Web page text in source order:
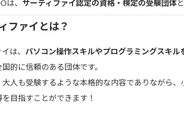
は、 サーティファイ認定の資格・検定の受験団体
ファイとは？
は、 パソコン操作スキルやプログラミングスキ
的に信頼のある団体です。
大人も受験するような本格的な内容でありながら
目指すことができます！